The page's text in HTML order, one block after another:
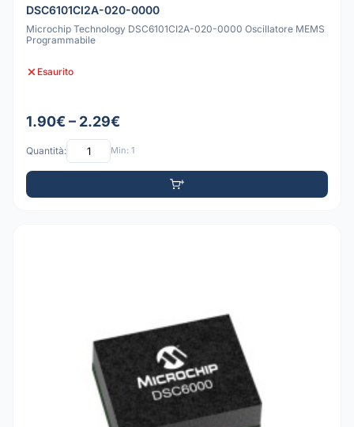
DSC6101CI2A-020-0000
Microchip Technology DSC6101CI2A-020-0000 Oscillatore MEMS
Programmabile
Esaurito
1.90€ – 2.29€
Quantità: Min: 1